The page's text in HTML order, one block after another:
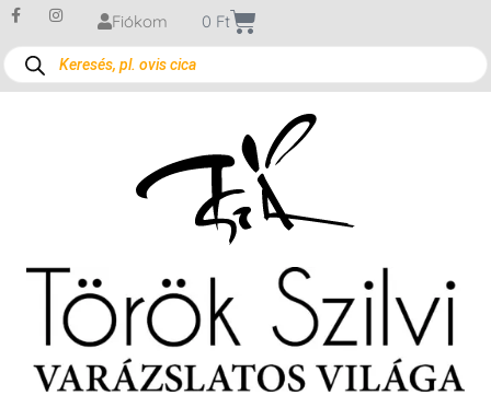
Fiókom 0 Ft